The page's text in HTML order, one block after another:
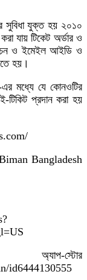
সুবিধা যুক্ত হয় ২০১০
যায় টিকেট অর্ডার ও
ও ইমেইল আইডি ও
হয়।
এর মধ্যে যে কোনওটির
টিকিট প্রদান করা হয়
Biman Bangladesh
স্টোর
id6444130555